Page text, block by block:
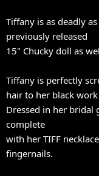
Tiffany is as deadly
previously released
15" Chucky doll as
Tiffany is perfectly
hair to her black
Dressed in her bridal
complete
with her TIFF
fingernails.